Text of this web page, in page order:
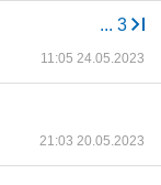
... 3
11:05 24.05.2023
21:03 20.05.2023